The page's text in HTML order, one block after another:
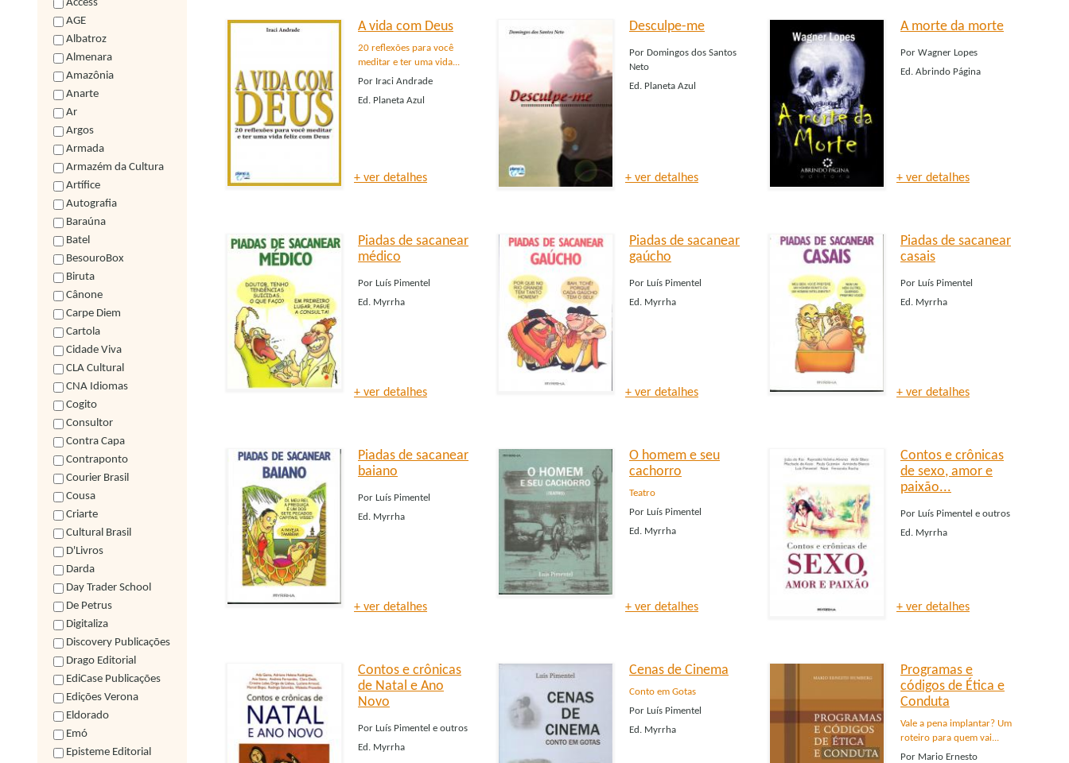
Access
AGE
Albatroz
Almenara
Amazônia
Anarte
Ar
Argos
Armada
Armazém da Cultura
Artífice
Autografia
Baraúna
Batel
BesouroBox
Biruta
Cânone
Carpe Diem
Cartola
Cidade Viva
CLA Cultural
CNA Idiomas
Cogito
Consultor
Contra Capa
Contraponto
Courier Brasil
Cousa
Criarte
Cultural Brasil
D'Livros
Darda
Day Trader School
De Petrus
Digitaliza
Discovery Publicações
Drago Editorial
EdiCase Publicações
Edições Verona
Eldorado
Emó
Episteme Editorial
A vida com Deus
20 reflexões para você
meditar e ter uma vida...
Por Iraci Andrade
Ed. Planeta Azul
+ ver detalhes
Desculpe-me
Por Domingos dos Santos
Neto
Ed. Planeta Azul
+ ver detalhes
A morte da morte
Por Wagner Lopes
Ed. Abrindo Página
+ ver detalhes
Piadas de sacanear
médico
Por Luís Pimentel
Ed. Myrrha
+ ver detalhes
Piadas de sacanear
gaúcho
Por Luís Pimentel
Ed. Myrrha
+ ver detalhes
Piadas de sacanear
casais
Por Luís Pimentel
Ed. Myrrha
+ ver detalhes
Piadas de sacanear
baiano
Por Luís Pimentel
Ed. Myrrha
+ ver detalhes
O homem e seu
cachorro
Teatro
Por Luís Pimentel
Ed. Myrrha
+ ver detalhes
Contos e crônicas
de sexo, amor e
paixão...
Por Luís Pimentel e outros
Ed. Myrrha
+ ver detalhes
Contos e crônicas
de Natal e Ano
Novo
Por Luís Pimentel e outros
Ed. Myrrha
Cenas de Cinema
Conto em Gotas
Por Luís Pimentel
Ed. Myrrha
Programas e
códigos de Ética e
Conduta
Vale a pena implantar? Um
roteiro para quem vai...
Por Mario Ernesto